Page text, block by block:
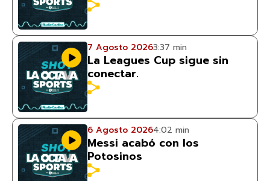
7 Agosto 20263:37 min
La Leagues Cup sigue sin
conectar.
6 Agosto 20264:02 min
Messi acabó con los
Potosinos